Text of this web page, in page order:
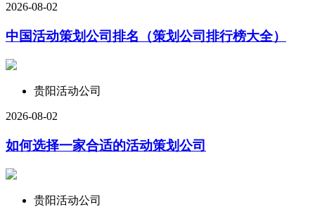
2026-08-02
中国活动策划公司排名（策划公司排行榜大全）
贵阳活动公司
2026-08-02
如何选择一家合适的活动策划公司
贵阳活动公司